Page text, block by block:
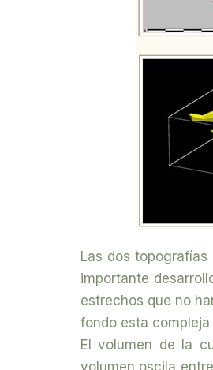
Las dos
importante
estrechos que no
fondo esta
El volumen de la
volumen oscila